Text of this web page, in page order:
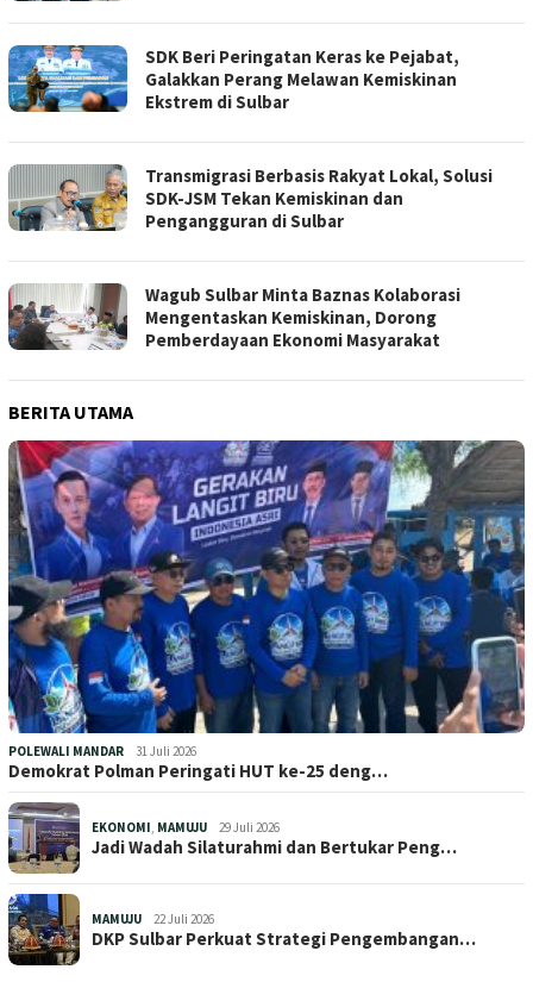
SDK Beri Peringatan Keras ke Pejabat,
Galakkan Perang Melawan Kemiskinan
Ekstrem di Sulbar
Transmigrasi Berbasis Rakyat Lokal, Solusi
SDK-JSM Tekan Kemiskinan dan
Pengangguran di Sulbar
Wagub Sulbar Minta Baznas Kolaborasi
Mengentaskan Kemiskinan, Dorong
Pemberdayaan Ekonomi Masyarakat
BERITA UTAMA
POLEWALI MANDAR 31 Juli 2026
Demokrat Polman Peringati HUT ke-25 deng…
EKONOMI, MAMUJU 29 Juli 2026
Jadi Wadah Silaturahmi dan Bertukar Peng…
MAMUJU 22 Juli 2026
DKP Sulbar Perkuat Strategi Pengembangan…